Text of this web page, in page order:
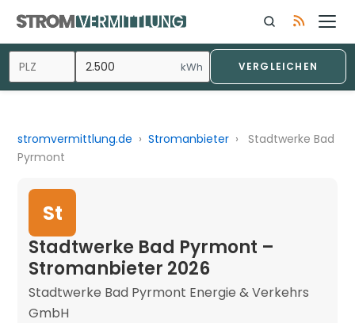
kWh VERGLEICHEN
stromvermittlung.de › Stromanbieter ›
Stadtwerke Bad
Pyrmont
St
Stadtwerke Bad Pyrmont –
Stromanbieter 2026
Stadtwerke Bad Pyrmont Energie & Verkehrs
GmbH